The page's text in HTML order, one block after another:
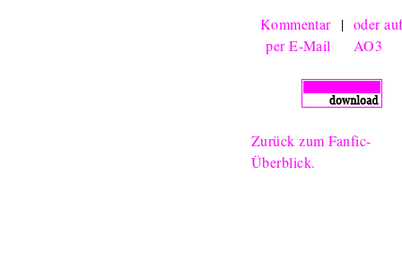
Kommentar
per E-Mail
| oder
AO3
Zurück zum Fanfic-
Überblick.